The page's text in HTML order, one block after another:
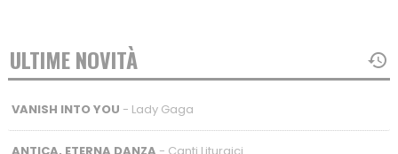
ULTIME NOVITÀ
VANISH INTO YOU - Lady Gaga